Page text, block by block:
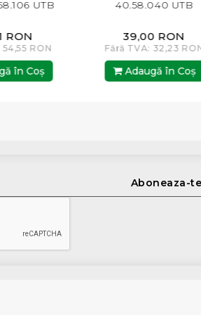
40.58.040 UTB
39,00 RON
Fără TVA: 32,23 RON
Adaugă în Coş
Aboneaza-te